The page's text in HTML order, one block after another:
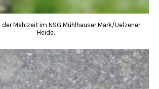
Mahlzeit im NSG Mühlhauser Mark/Uelzener
Heide.